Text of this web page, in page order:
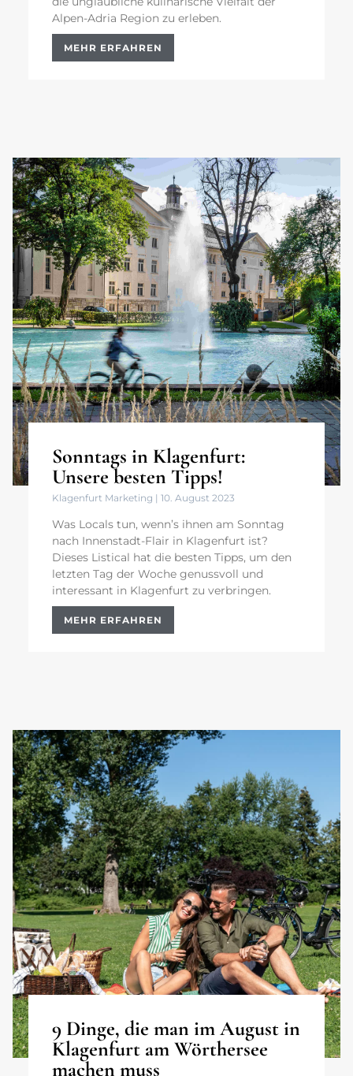
Alpen-Adria Region zu erleben.
MEHR ERFAHREN
Sonntags in Klagenfurt:
Unsere besten Tipps!
Klagenfurt Marketing 10. August 2023
Was Locals tun, wenn’s ihnen am Sonntag
nach Innenstadt-Flair in Klagenfurt ist?
Dieses Listical hat die besten Tipps, um den
letzten Tag der Woche genussvoll und
interessant in Klagenfurt zu verbringen.
MEHR ERFAHREN
9 Dinge, die man im August in
Klagenfurt am Wörthersee
machen muss